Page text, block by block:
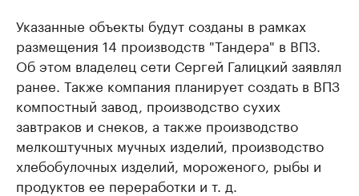
Указанные объекты будут созданы в рамках
размещения 14 производств "Тандера" в ВПЗ.
Об этом владелец сети Сергей Галицкий заявлял
ранее. Также компания планирует создать в ВПЗ
компостный завод, производство сухих
завтраков и снеков, а также производство
мелкоштучных мучных изделий, производство
хлебобулочных изделий, мороженого, рыбы и
продуктов ее переработки и т. д.